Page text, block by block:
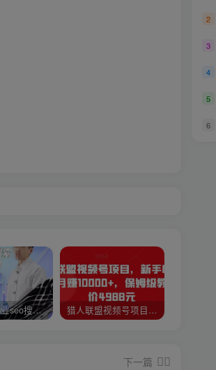
薛老丝儿美业seo搜索流量落地课，一周暴涨20w粉丝，全干货讲解 猎人联盟视频号项目，新手0基础轻松月赚10000+，保姆级教程原价4988元
下一篇
2
3
4
5
6